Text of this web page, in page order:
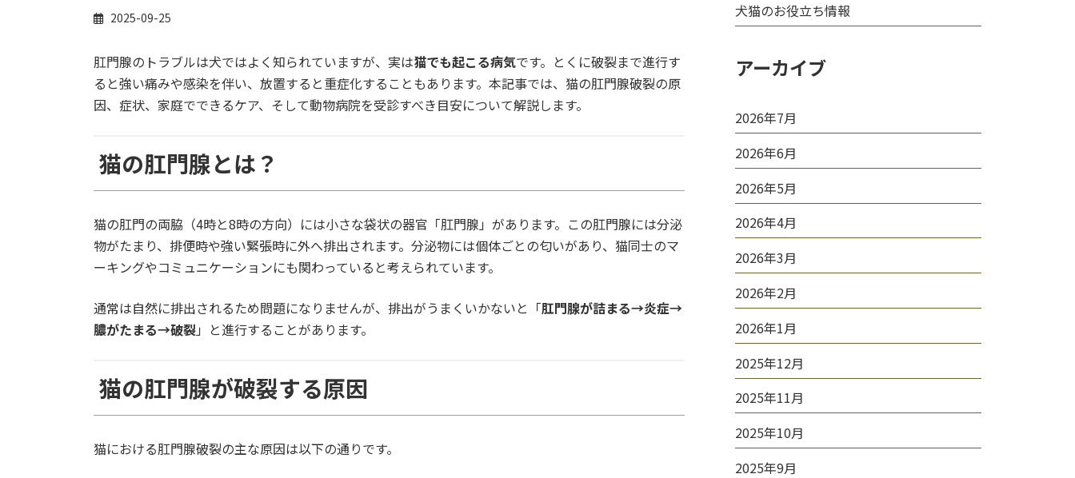
2025-09-25
肛門腺のトラブルは犬ではよく知られていますが、実は猫でも起こる病気です。とくに破裂まで進行す
ると強い痛みや感染を伴い、放置すると重症化することもあります。本記事では、猫の肛門腺破裂の原
因、症状、家庭でできるケア、そして動物病院を受診すべき目安について解説します。
猫の肛門腺とは？
猫の肛門の両脇（4時と8時の方向）には小さな袋状の器官「肛門腺」があります。この肛門腺には分泌
物がたまり、排便時や強い緊張時に外へ排出されます。分泌物には個体ごとの匂いがあり、猫同士のマ
ーキングやコミュニケーションにも関わっていると考えられています。
通常は自然に排出されるため問題になりませんが、排出がうまくいかないと「肛門腺が詰まる→炎症→
膿がたまる→破裂」と進行することがあります。
猫の肛門腺が破裂する原因
猫における肛門腺破裂の主な原因は以下の通りです。
犬猫のお役立ち情報
アーカイブ
2026年7月
2026年6月
2026年5月
2026年4月
2026年3月
2026年2月
2026年1月
2025年12月
2025年11月
2025年10月
2025年9月